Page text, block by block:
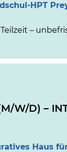
HPT
–
W/D) –
Haus